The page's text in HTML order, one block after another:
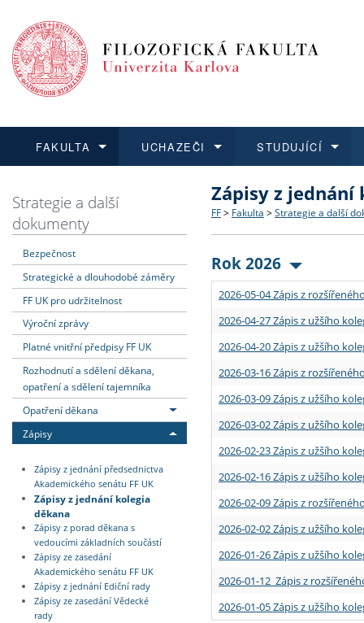
FAKULTA
Dozvědět se více
Struktura a historie
Strategie a další
Podpora a benefity pro
Absolventi fakulty
UCHAZEČI
Podat přihlášku
Co studovat a jak se
Učitelské studijní
Informace k průběhu
STUDUJÍCÍ
Dozvědět se více
Bakalářské a magisterské
Doktorské studium
Rigorózní řízení
Dozvědět se více
O vědě a výzkumu na FF
Akademické kvalifikace
Granty a projekty
Dozvědět se více
Aktuální nabídky a
Vyjíždějící studenti
Přijíždějící studenti
Vyjíždějící zaměstnanci
Strategie a další
dokumenty
Bezpečnost
Strategické a dlouhodobé záměry
FF UK pro udržitelnost
Výroční zprávy
Platné vnitřní předpisy FF UK
Rozhodnutí a sdělení děkana,
opatření a sdělení tajemníka
Opatření děkana
Zápisy
Zápisy z jednání předsednictva
Akademického senátu FF UK
Zápisy z jednání kolegia
děkana
Zápisy z porad děkana s
vedoucími základních součástí
Zápisy ze zasedání
Akademického senátu FF UK
Zápisy z jednání Ediční rady
Zápisy ze zasedání Vědecké
rady
Zápisy z jednání
FF > Fakulta > Strategie a další
Rok 2026
2026-05-04 Zápis z
2026-04-27 Zápis z užšího
2026-04-20 Zápis z užšího
2026-03-16 Zápis z
2026-03-09 Zápis z užšího
2026-03-02 Zápis z užšího
2026-02-23 Zápis z užšího
2026-02-16 Zápis z užšího
2026-02-09 Zápis z
2026-02-02 Zápis z užšího
2026-01-26 Zápis z užšího
2026-01-12 Zápis z
2026-01-05 Zápis z užšího